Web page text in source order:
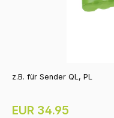
z.B. für Sender QL, PL
Regulärer Preis:
EUR 34.95